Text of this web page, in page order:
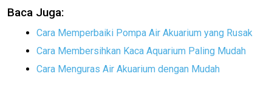
Baca Juga:
Cara Memperbaiki Pompa Air Akuarium yang Rusak
Cara Membersihkan Kaca Aquarium Paling Mudah
Cara Menguras Air Akuarium dengan Mudah